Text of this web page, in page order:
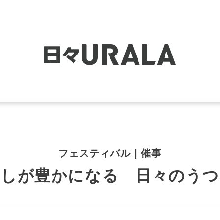
フェスティバル | 催事
が豊かになる 日々のう